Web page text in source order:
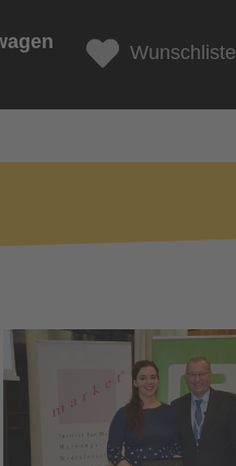
Wunschliste